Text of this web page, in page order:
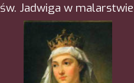
św. Jadwiga w malarstwie